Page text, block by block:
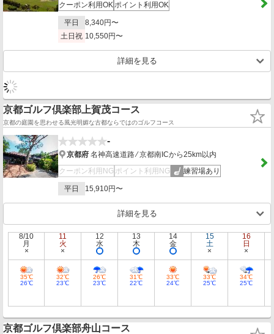
クーポン利用OKポイント利用OK
平日
8,340円〜
土日祝 10,550円〜
詳細を見る
京都ゴルフ倶楽部上賀茂コース
京都の庭園を思わせる風光明媚な古都ならではのゴルフコース
-
京都府 名神高速道路 ⁄ 京都南ICから25km以内
クーポン利用NG ポイント利用NG 練習場あり
平日 15,910円〜
詳細を見る
8/10
月
35℃
26℃
11
火
32℃
23℃
12
水
26℃
23℃
13
木
31℃
22℃
14
金
33℃
24℃
15
土
33℃
25℃
16
日
34℃
25℃
京都ゴルフ倶楽部舟山コース